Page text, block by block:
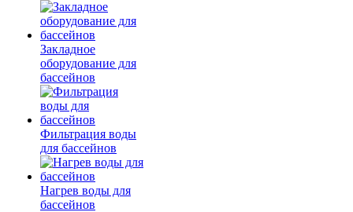
Закладное
оборудование для
бассейнов
Фильтрация воды
для бассейнов
Нагрев воды для
бассейнов